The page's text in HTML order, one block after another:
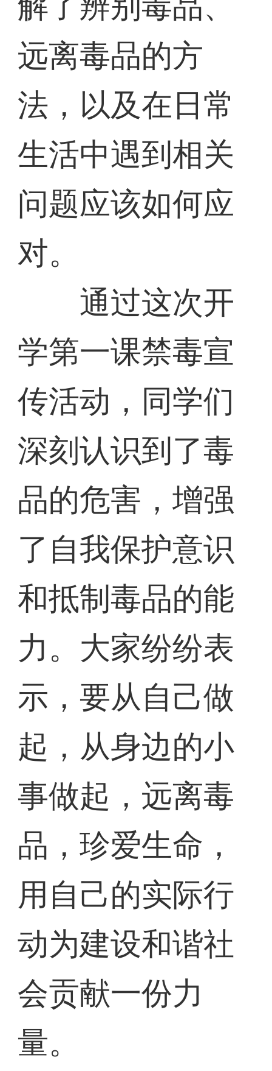
远离毒品的方
法，以及在日常
生活中遇到相关
问题应该如何应
对。
通过这次开
学第一课禁毒宣
传活动，同学们
深刻认识到了毒
品的危害，增强
了自我保护意识
和抵制毒品的能
力。大家纷纷表
示，要从自己做
起，从身边的小
事做起，远离毒
品，珍爱生命，
用自己的实际行
动为建设和谐社
会贡献一份力
量。